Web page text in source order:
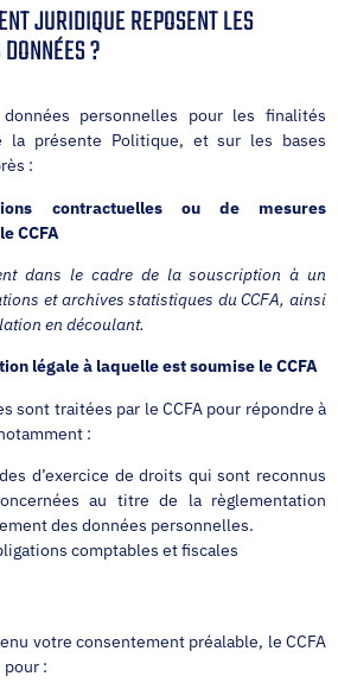
JURIDIQUE REPOSENT LES
?
personnelles pour les finalités
présente Politique, et sur les bases
:
contractuelles ou de mesures
CCFA
dans le cadre de la souscription à un
et archives statistiques du CCFA, ainsi
en découlant.
légale à laquelle est soumise le CCFA
sont traitées par le CCFA pour répondre à
:
d’exercice de droits qui sont reconnus
au titre de la règlementation
des données personnelles.
comptables et fiscales
votre consentement préalable, le CCFA
: